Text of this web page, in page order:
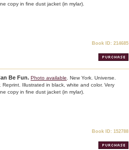
copy in fine dust jacket (in mylar).
Book ID: 214685
Be Fun. Photo available . New York. Universe.
Reprint. Illustrated in black, white and color. Very
copy in fine dust jacket (in mylar).
Book ID: 152788